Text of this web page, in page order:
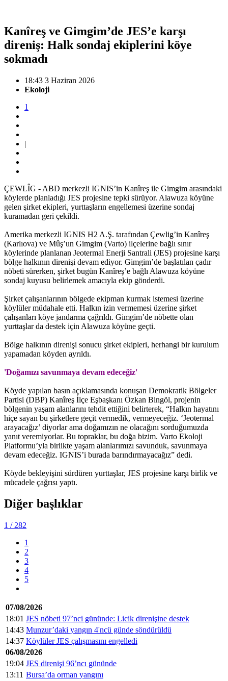
Kanîreş ve Gimgim’de JES’e karşı
direniş: Halk sondaj ekiplerini köye
sokmadı
18:43 3 Haziran 2026
Ekoloji
1
|
ÇEWLÎG - ABD merkezli IGNIS’in Kanîreş ile Gimgim arasındaki
köylerde planladığı JES projesine tepki sürüyor. Alawuza köyüne
gelen şirket ekipleri, yurttaşların engellemesi üzerine sondaj
kuramadan geri çekildi.
Amerika merkezli IGNIS H2 A.Ş. tarafından Çewlig’in Kanîreş
(Karlıova) ve Mûş’un Gimgim (Varto) ilçelerine bağlı sınır
köylerinde planlanan Jeotermal Enerji Santrali (JES) projesine karşı
bölge halkının direnişi devam ediyor. Gimgim’de başlatılan çadır
nöbeti sürerken, şirket bugün Kanîreş’e bağlı Alawuza köyüne
sondaj kuyusu belirlemek amacıyla ekip gönderdi.
Şirket çalışanlarının bölgede ekipman kurmak istemesi üzerine
köylüler müdahale etti. Halkın izin vermemesi üzerine şirket
çalışanları köye jandarma çağrıldı. Gimgim’de nöbette olan
yurttaşlar da destek için Alawuza köyüne geçti.
Bölge halkının direnişi sonucu şirket ekipleri, herhangi bir kurulum
yapamadan köyden ayrıldı.
'Doğamızı savunmaya devam edeceğiz'
Köyde yapılan basın açıklamasında konuşan Demokratik Bölgeler
Partisi (DBP) Kanîreş İlçe Eşbaşkanı Özkan Bingöl, projenin
bölgenin yaşam alanlarını tehdit ettiğini belirterek, “Halkın hayatını
hiçe sayan bu şirketlere geçit vermedik, vermeyeceğiz. ‘Jeotermal
arayacağız’ diyorlar ama doğamızın ne olacağını sorduğumuzda
yanıt veremiyorlar. Bu topraklar, bu doğa bizim. Varto Ekoloji
Platformu’yla birlikte yaşam alanlarımızı savunduk, savunmaya
devam edeceğiz. IGNIS’i burada barındırmayacağız” dedi.
Köyde bekleyişini sürdüren yurttaşlar, JES projesine karşı birlik ve
mücadele çağrısı yaptı.
Diğer başlıklar
1 / 282
1
2
3
4
5
07/08/2026
18:01 JES nöbeti 97’nci gününde: Licik direnişine destek
14:43 Munzur’daki yangın 4'ncü günde söndürüldü
14:37 Köylüler JES çalışmasını engelledi
06/08/2026
19:04 JES direnişi 96’ncı gününde
13:11 Bursa’da orman yangını